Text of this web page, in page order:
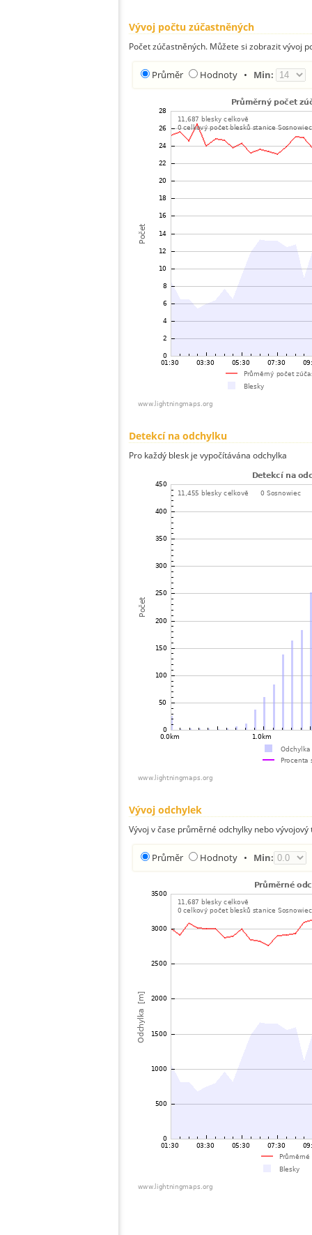
Vývoj počtu zúčastněných
Počet zúčastněných. Můžete si zobrazit vývoj
Průměr Hodnoty • Min:
Detekcí na odchylku
Pro každý blesk je vypočítávána odchylka
Vývoj odchylek
Vývoj v čase průměrné odchylky nebo
Průměr Hodnoty • Min: